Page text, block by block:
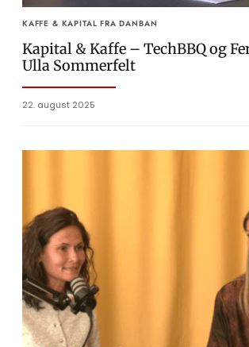
KAFFE & KAPITAL FRA DANBAN
Kapital & Kaffe – TechBBQ og
Ulla Sommerfelt
22. august 2025